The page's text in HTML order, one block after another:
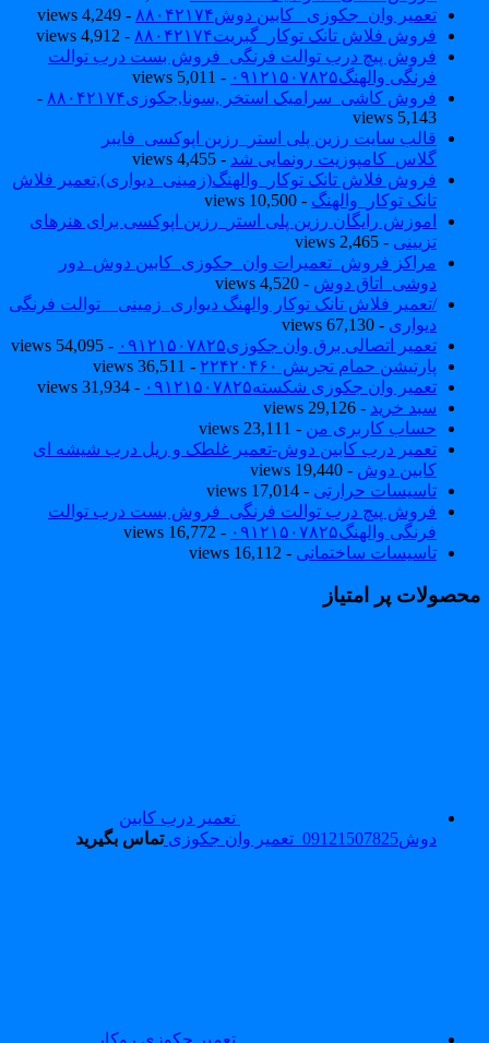
تعمیر وان_جکوزی_ کابین دوش۸۸۰۴۲۱۷۴
- 4,249 views
فروش فلاش تانک توکار_گبریت۸۸۰۴۲۱۷۴
- 4,912 views
فروش پیچ درب توالت فرنگی_فروش بست درب توالت
فرنگی والهنگ۰۹۱۲۱۵۰۷۸۲۵
- 5,011 views
فروش کاشی_سرامیک استخر ,سونا,جکوزی۸۸۰۴۲۱۷۴
-
5,143 views
قالب سایت رزین پلی استر_رزین اپوکسی_فایبر
گلاس_کامپوزیت رونمایی شد- 4,455 views
فروش فلاش تانک توکار_والهنگ(زمینی_دیواری),تعمیر فلاش
تانک توکار_والهنگ- 10,500 views
اموزش رایگان رزین پلی استر_رزین اپوکسی برای هنرهای
تزیینی- 2,465 views
مراکز فروش_تعمیرات وان_جکوزی_کابین دوش_دور
دوشی_اتاق دوش- 4,520 views
/تعمیر فلاش تانک توکار والهنگ دیواری_زمینی _ توالت فرنگی
دیواری - 67,130 views
تعمیر اتصالی برق وان جکوزی۰۹۱۲۱۵۰۷۸۲۵
- 54,095 views
پارتیشن حمام تجریش ۲۲۴۲۰۴۶۰
- 36,511 views
تعمیر وان جکوزی شکسته۰۹۱۲۱۵۰۷۸۲۵
- 31,934 views
سبد خرید - 29,126 views
حساب کاربری من- 23,111 views
تعمیر درب کابین دوش-تعمیر غلطک و ریل درب شیشه ای
کابین دوش- 19,440 views
تاسیسات حرارتی- 17,014 views
فروش پیچ درب توالت فرنگی_فروش بست درب توالت
فرنگی والهنگ۰۹۱۲۱۵۰۷۸۲۵
- 16,772 views
تاسیسات ساختمانی- 16,112 views
پر امتیاز
تعمیر درب کابین
دوش09121507825_تعمیر وان جکوزی
تماس بگیرید